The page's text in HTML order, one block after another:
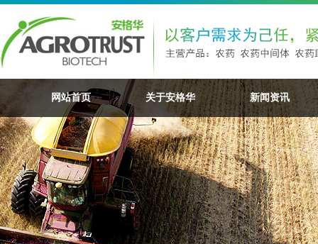
网站首页 关于安格华 新闻资讯